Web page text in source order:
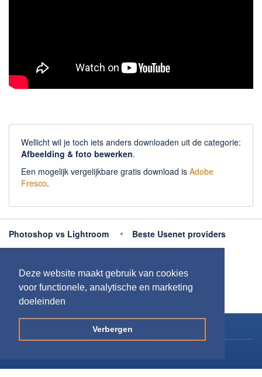
Deze website maakt gebruik van cookies
voor functionele, analytische en marketing
doeleinden
Verbergen
Wellicht wil je toch iets anders downloaden uit de categorie:
Afbeelding & foto bewerken.
Een mogelijk vergelijkbare gratis download is Adobe
Fresco.
Photoshop vs Lightroom
Beste Usenet providers
Meer uitleg
Copyright 2026